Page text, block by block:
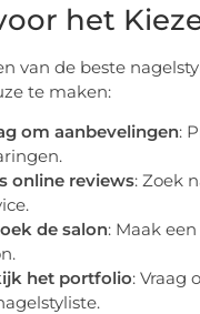
het
van de beste
te maken:
om aanbevelingen:
online reviews: Zoek
de salon: Maak
het portfolio: Vraag